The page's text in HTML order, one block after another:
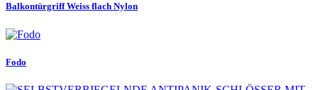
Balkontürgriff Weiss flach Nylon
Fodo